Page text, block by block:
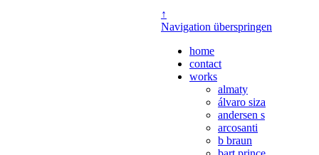
↑
Navigation überspringen
home
contact
works
almaty
álvaro siza
andersen s
arcosanti
b braun